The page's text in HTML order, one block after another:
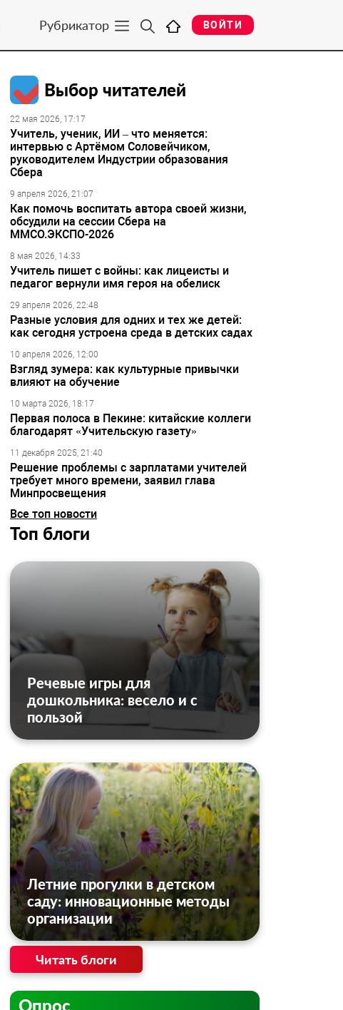
Рубрикатор ВОЙТИ
Выбор читателей
22 мая 2026, 17:17
Учитель, ученик, ИИ – что меняется:
интервью с Артёмом Соловейчиком,
руководителем Индустрии образования
Сбера
9 апреля 2026, 21:07
Как помочь воспитать автора своей жизни,
обсудили на сессии Сбера на
ММСО.ЭКСПО-2026
8 мая 2026, 14:33
Учитель пишет с войны: как лицеисты и
педагог вернули имя героя на обелиск
29 апреля 2026, 22:48
Разные условия для одних и тех же детей:
как сегодня устроена среда в детских садах
10 апреля 2026, 12:00
Взгляд зумера: как культурные привычки
влияют на обучение
10 марта 2026, 18:17
Первая полоса в Пекине: китайские коллеги
благодарят «Учительскую газету»
11 декабря 2025, 21:40
Решение проблемы с зарплатами учителей
требует много времени, заявил глава
Минпросвещения
Все топ новости
Топ блоги
Речевые игры для
дошкольника: весело и с
пользой
Летние прогулки в детском
саду: инновационные методы
организации
Читать блоги
Опрос